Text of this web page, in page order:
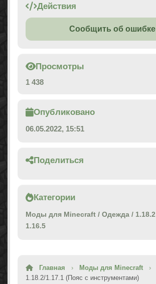
Действия
Сообщить об ошибке
Просмотры
1 438
Опубликовано
06.05.2022, 15:51
Поделиться
Категории
Моды для Minecraft / Одежда / 1.18.2
1.16.5
Главная › Моды для Minecraft ›
1.18.2/1.17.1 (Пояс с инструментами)